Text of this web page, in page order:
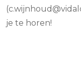
(
je te horen!